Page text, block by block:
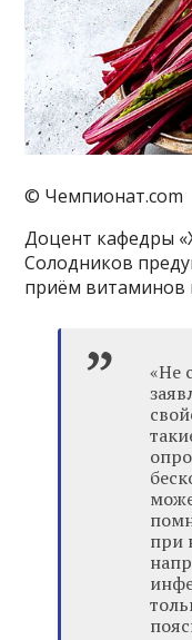
© Чемпионат.com
Доцент кафедры
Солодников
приём витаминов
«Не
при